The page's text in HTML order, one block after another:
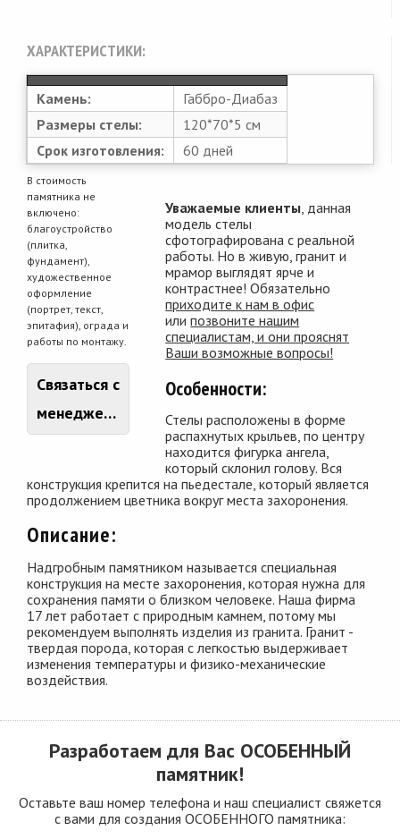
ХАРАКТЕРИСТИКИ:
Камень:
Габбро-Диабаз
Размеры стелы:
120*70*5 см
Срок изготовления:
60 дней
В стоимость
памятника не
включено:
благоустройство
(плитка,
фундамент),
художественное
оформление
(портрет, текст,
эпитафия), ограда и
работы по монтажу.
Связаться с
менеджером
Уважаемые клиенты , данная
модель стелы
сфотографирована с реальной
работы. Но в живую, гранит и
мрамор выглядят ярче и
контрастнее! Обязательно
приходите к нам в офис
илипозвоните нашим
специалистам, и они прояснят
Ваши возможные вопросы!
Особенности:
Стелы расположены в форме
распахнутых крыльев, по центру
находится фигурка ангела,
который склонил голову. Вся
конструкция крепится на пьедестале, который является
продолжением цветника вокруг места захоронения.
Описание:
Надгробным памятником называется специальная
конструкция на месте захоронения, которая нужна для
сохранения памяти о близком человеке. Наша фирма
17 лет работает с природным камнем, потому мы
рекомендуем выполнять изделия из гранита. Гранит -
твердая порода, которая с легкостью выдерживает
изменения температуры и физико-механические
воздействия.
Разработаем для Вас ОСОБЕННЫЙ
памятник!
Оставьте ваш номер телефона и наш специалист свяжется
с вами для создания ОСОБЕННОГО памятника: